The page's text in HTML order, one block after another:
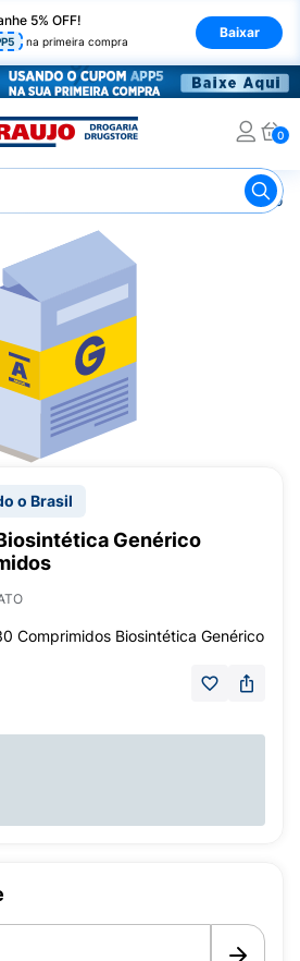
5% OFF!
na primeira compra
Baixar
0
Remédio para Sistema Nervoso
o Brasil
Genérico
Comprimidos Biosintética Genérico